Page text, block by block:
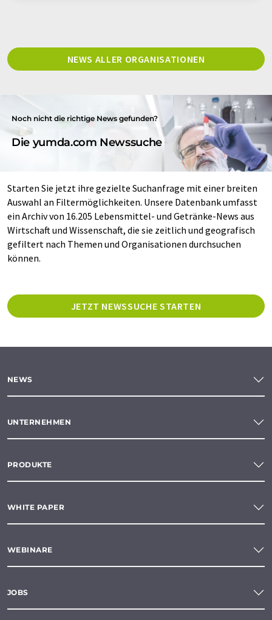
NEWS ALLER ORGANISATIONEN
Noch nicht die richtige News gefunden?
Die yumda.com Newssuche
Starten Sie jetzt ihre gezielte Suchanfrage mit einer breiten
Auswahl an Filtermöglichkeiten. Unsere Datenbank umfasst
ein Archiv von 16.205 Lebensmittel- und Getränke-News aus
Wirtschaft und Wissenschaft, die sie zeitlich und geografisch
gefiltert nach Themen und Organisationen durchsuchen
können.
JETZT NEWSSUCHE STARTEN
NEWS
UNTERNEHMEN
PRODUKTE
WHITE PAPER
WEBINARE
JOBS